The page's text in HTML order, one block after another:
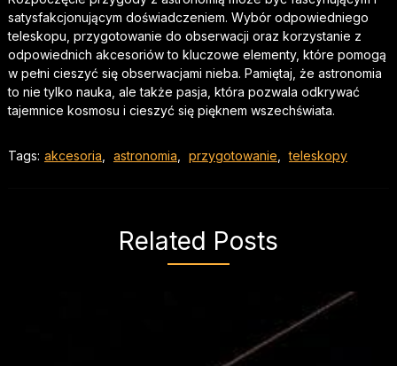
satysfakcjonującym doświadczeniem. Wybór odpowiedniego
teleskopu, przygotowanie do obserwacji oraz korzystanie z
odpowiednich akcesoriów to kluczowe elementy, które pomogą
w pełni cieszyć się obserwacjami nieba. Pamiętaj, że astronomia
to nie tylko nauka, ale także pasja, która pozwala odkrywać
tajemnice kosmosu i cieszyć się pięknem wszechświata.
Tags: akcesoria astronomia przygotowanie teleskopy
Related Posts